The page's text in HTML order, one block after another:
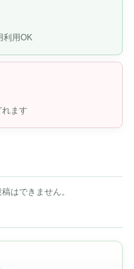
利用OK
ます
はできません。